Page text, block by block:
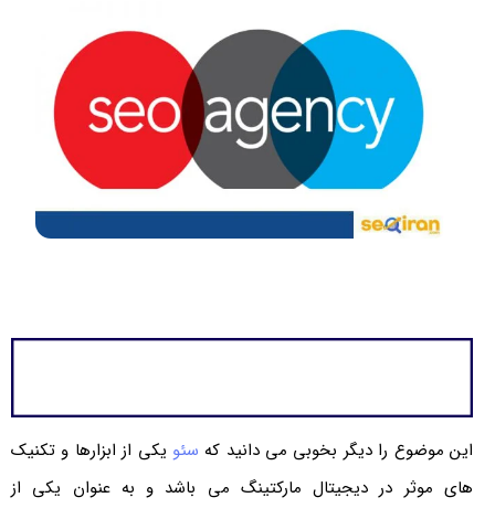
این موضوع را دیگر بخوبی می دانید کهسئویکی از ابزارها و تکنیک
های موثر در دیجیتال مارکتینگ می باشد و به عنوان یکی از